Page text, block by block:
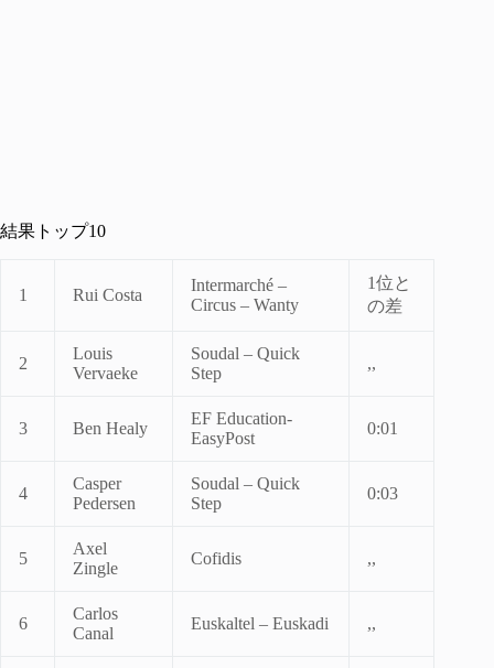
結果トップ10
1 Rui Costa
Intermarché –
Circus – Wanty
1位と
の差
2
Louis
Vervaeke
Soudal – Quick
Step
,,
3 Ben Healy
EF Education-
EasyPost
0:01
4
Casper
Pedersen
Soudal – Quick
Step
0:03
5
Axel
Zingle
Cofidis ,,
6
Carlos
Canal
Euskaltel – Euskadi ,,